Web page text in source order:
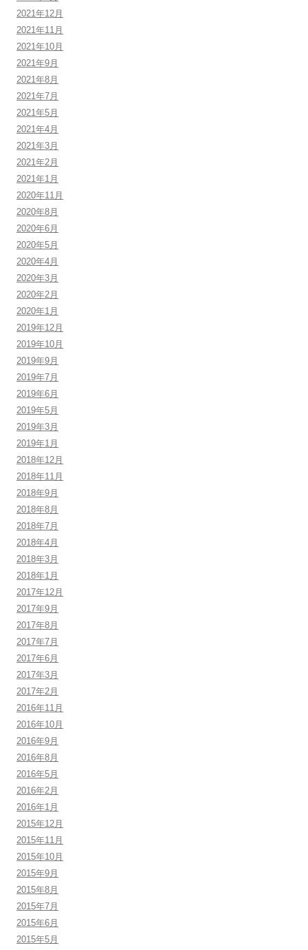
2021年12月
2021年11月
2021年10月
2021年9月
2021年8月
2021年7月
2021年5月
2021年4月
2021年3月
2021年2月
2021年1月
2020年11月
2020年8月
2020年6月
2020年5月
2020年4月
2020年3月
2020年2月
2020年1月
2019年12月
2019年10月
2019年9月
2019年7月
2019年6月
2019年5月
2019年3月
2019年1月
2018年12月
2018年11月
2018年9月
2018年8月
2018年7月
2018年4月
2018年3月
2018年1月
2017年12月
2017年9月
2017年8月
2017年7月
2017年6月
2017年3月
2017年2月
2016年11月
2016年10月
2016年9月
2016年8月
2016年5月
2016年2月
2016年1月
2015年12月
2015年11月
2015年10月
2015年9月
2015年8月
2015年7月
2015年6月
2015年5月